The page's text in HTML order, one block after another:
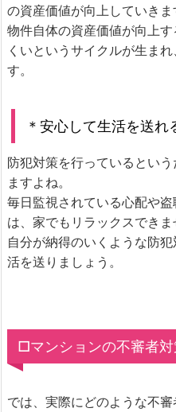
の資産価値が向上していきま
物件自体の資産価値が向上
くいというサイクルが生ま
す。
＊安心して生活を送れ
防犯対策を行っているとい
ますよね。
毎日監視されている心配や
は、家でもリラックスできま
自分が納得のいくような防
活を送りましょう。
□マンションの不審者対
では、実際にどのような不